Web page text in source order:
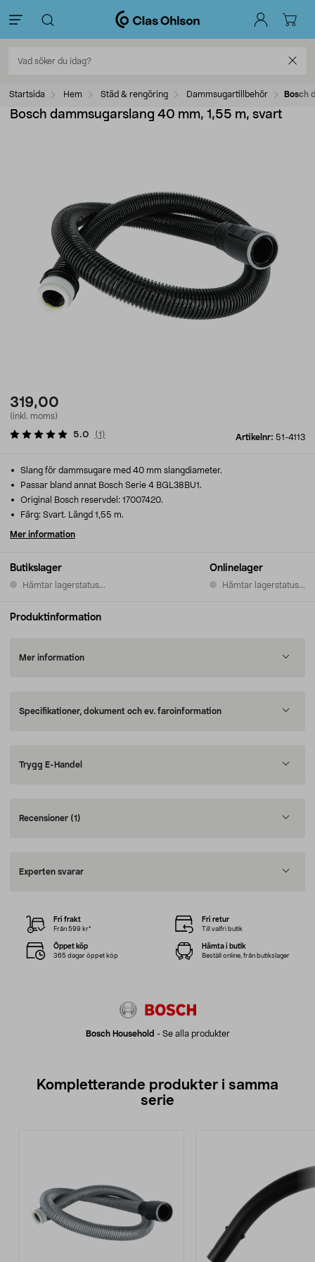
Startsida Hem Städ & rengöring Dammsugartillbehör Bosch
Bosch dammsugarslang 40 mm, 1,55 m, svart
319,00
(inkl. moms)
Artikelnr: 51-4113
5.0 (1 )
Butikslager
Hämtar lagerstatus...
Onlinelager
Hämtar lagerstatus...
Slang för dammsugare med 40 mm slangdiameter.
Passar bland annat Bosch Serie 4 BGL38BU1.
Original Bosch reservdel: 17007420.
Färg: Svart. Längd 1,55 m.
Mer information
Produktinformation
Mer information
Specifikationer, dokument och ev. faroinformation
Trygg E-Handel
Recensioner (1)
Experten svarar
Bosch Household - Se alla produkter
Fri frakt
Från 599 kr*
Fri retur
Till valfri butik
Öppet köp
365 dagar öppet köp
Hämta i butik
Beställ online, från butikslager
Kompletterande produkter i samma
serie